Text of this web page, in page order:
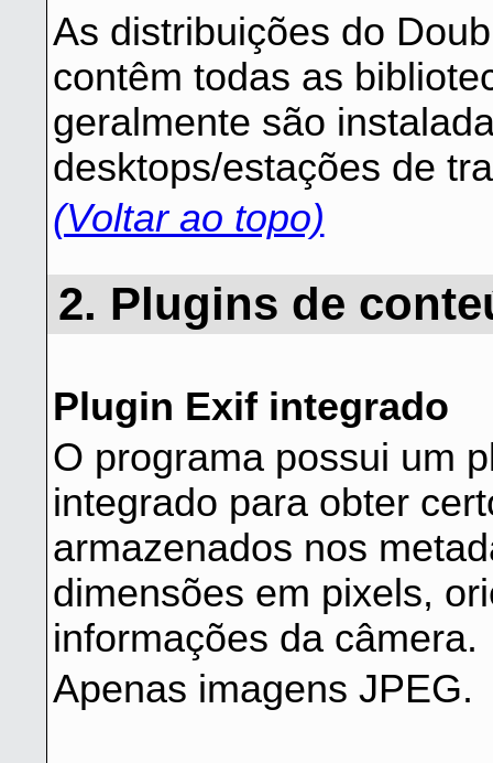
As distribuições do
contêm todas as
geralmente são
desktops/estações de
(Voltar ao topo)
2. Plugins de
Plugin Exif integrado
O programa possui um
integrado para obter
armazenados nos
dimensões em pixels,
informações da câmera.
Apenas imagens JPEG.